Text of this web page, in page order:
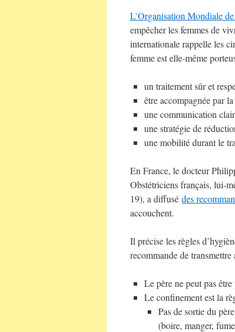
L’Organisation Mondiale
empêcher les femmes de
internationale rappelle les
femme est elle-même
un traitement sûr et
être accompagnée par
une communication
une stratégie de
une mobilité durant le
En France, le docteur
Obstétriciens français, lui-
19), a diffusé des
accouchent.
Il précise les règles
recommande de
Le père ne peut pas
Le confinement est la
Pas de sortie du
(boire, manger,